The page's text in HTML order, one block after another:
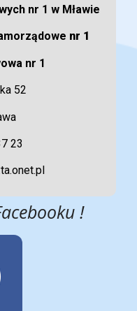
nr 1 w Mławie
nr 1
nr 1
52
23
!